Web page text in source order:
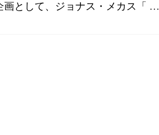
画として、ジョナス・メカス「 …